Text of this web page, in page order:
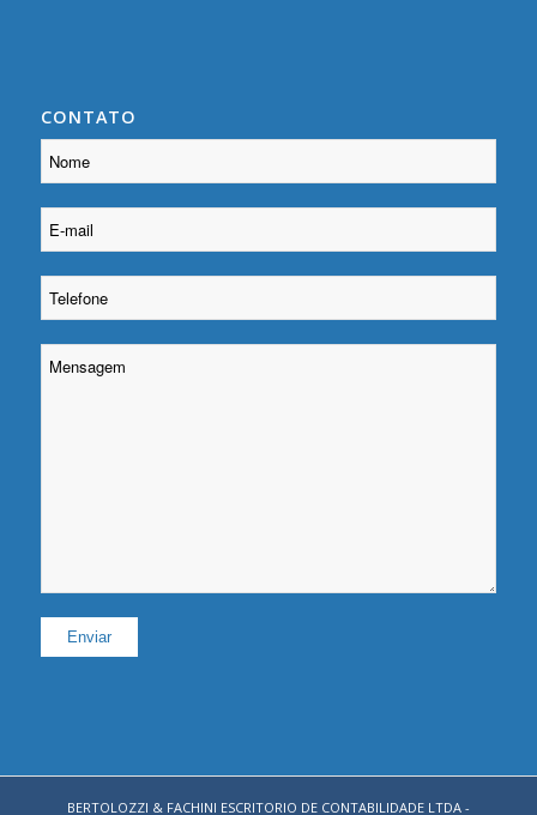
CONTATO
Please leave this field empty.
BERTOLOZZI & FACHINI ESCRITORIO DE CONTABILIDADE LTDA -